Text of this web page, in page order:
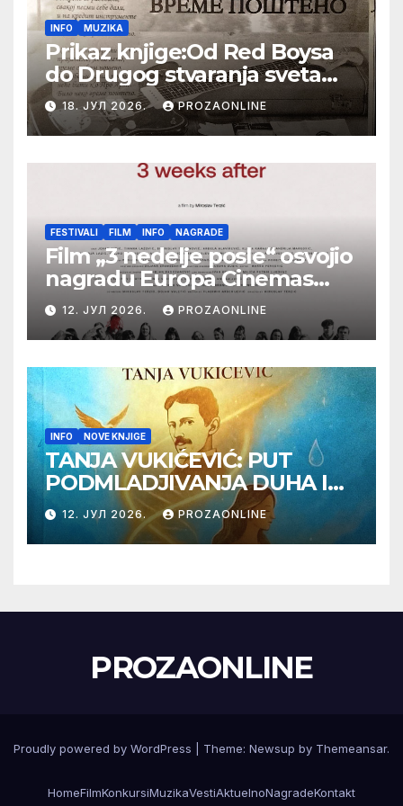
INFO MUZIKA
Prikaz knjige:Od Red Boysa
do Drugog stvaranja sveta
(bilo neko vreme pošteno)
(autor- Zlatomira Sremca,
Botoš 2022. godine,
samizdat)
18. ЈУЛ 2026. PROZAONLINE
FESTIVALI FILM INFO NAGRADE
Film „3 nedelje posle“ osvojio
nagradu Europa Cinemas
Label na Filmskom festivalu
u Karlovim Varima
12. ЈУЛ 2026. PROZAONLINE
INFO NOVE KNJIGE
TANJA VUKIĆEVIĆ: PUT
PODMLADJIVANJA DUHA I
TELA SA TESLOM
12. ЈУЛ 2026. PROZAONLINE
PROZAONLINE
Proudly powered by WordPress Theme: Newsup by Themeansar.
HomeFilmKonkursiMuzikaVestiAktuelnoNagradeKontakt